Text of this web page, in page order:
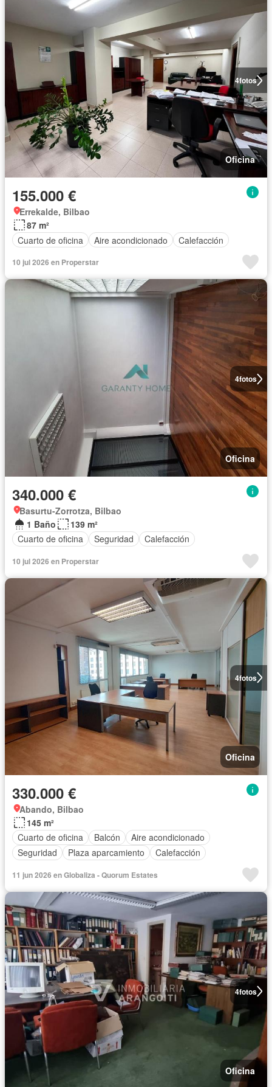
4fotos
Oficina
155.000 €
Errekalde, Bilbao
87 m²
Cuarto de oficina
Aire acondicionado Calefacción
10 jul 2026 en Properstar
4fotos
Oficina
340.000 €
Basurtu-Zorrotza, Bilbao
1 Baño
139 m²
Cuarto de oficina
Seguridad Calefacción
10 jul 2026 en Properstar
4fotos
Oficina
330.000 €
Abando, Bilbao
145 m²
Cuarto de oficina
Balcón
Aire acondicionado
Seguridad
Plaza aparcamiento Calefacción
11 jun 2026 en Globaliza - Quorum Estates
4fotos
Oficina